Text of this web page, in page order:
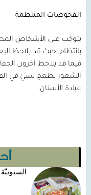
الفحوصات المنتظمة
يتوجّب على الأشخاص
بانتظام؛ حيث قد يلاحظ
فيما قد يلاحظ آخرون
الشعور بطعمٍ سيئٍ في
عيادة الأسنان.